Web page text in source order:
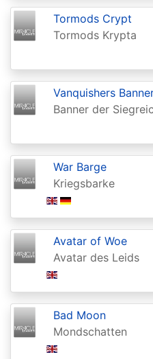
Clash
Pack
Coldsnap
Coldsnap:
Theme
Decks
Commander
Commander
Commander
2014
Commander
2015
Commander
Tormods Crypt
Tormods Krypta
Vanquishers
Banner der
War Barge
Kriegsbarke
Avatar of Woe
Avatar des Leids
Bad Moon
Mondschatten